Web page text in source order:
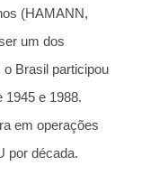
(HAMANN,
um dos
Brasil participou
1945 e 1988.
em operações
por década.